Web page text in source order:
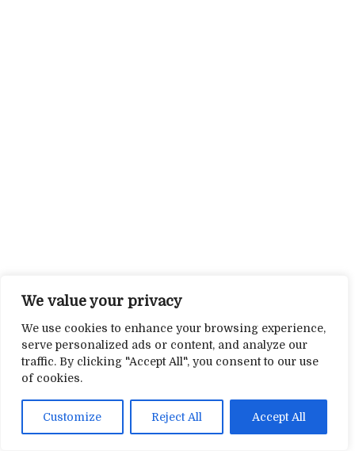
We value your privacy
We use cookies to enhance your browsing experience,
serve personalized ads or content, and analyze our
traffic. By clicking "Accept All", you consent to our use
of cookies.
Customize Reject All Accept All